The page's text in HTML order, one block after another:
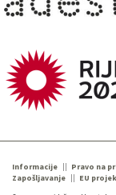
Informacije Pravo na
Zapošljavanje
EU